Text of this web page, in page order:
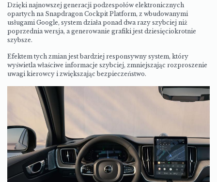
Dzięki najnowszej generacji podzespołów elektronicznych
opartych na Snapdragon Cockpit Platform, z wbudowanymi
usługami Google, system działa ponad dwa razy szybciej niż
poprzednia wersja, a generowanie grafiki jest dziesięciokrotnie
szybsze.
Efektem tych zmian jest bardziej responsywny system, który
wyświetla właściwe informacje szybciej, zmniejszając rozproszenie
uwagi kierowcy i zwiększając bezpieczeństwo.